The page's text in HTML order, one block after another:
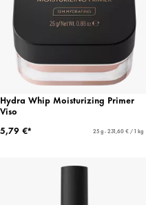
Hydra Whip Moisturizing Primer
Viso
5,79 €*
25 g - 231,60 € / 1 kg